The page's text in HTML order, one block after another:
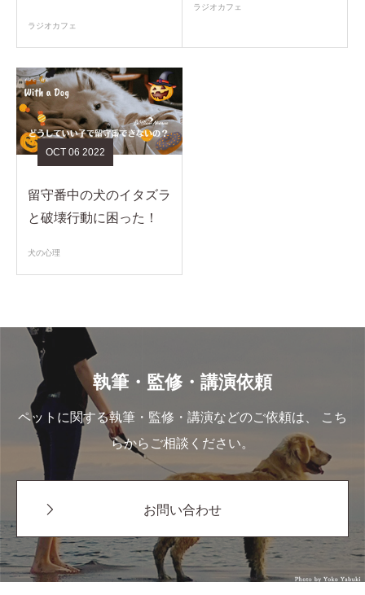
ラジオカフェ
ラジオカフェ
OCT 06 2022
留守番中の犬のイタズラ
と破壊行動に困った！
犬の心理
執筆・監修・講演依頼
ペットに関する執筆・監修・講演などのご依頼は、 こち
らからご相談ください。
お問い合わせ